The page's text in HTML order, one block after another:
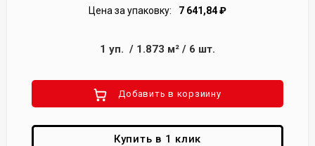
Цена за упаковку:
7 641,84₽
1 уп. / 1.873 м² / 6 шт.
Добавить в корзиину
Купить в 1 клик